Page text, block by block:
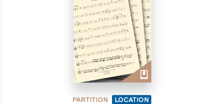
PARTITION LOCATION